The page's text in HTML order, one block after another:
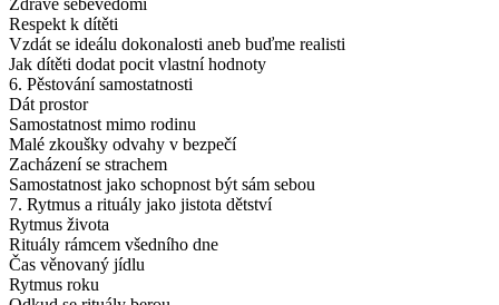
Zdravé sebevědomí
Respekt k dítěti
Vzdát se ideálu dokonalosti aneb buďme realisti
Jak dítěti dodat pocit vlastní hodnoty
6. Pěstování samostatnosti
Dát prostor
Samostatnost mimo rodinu
Malé zkoušky odvahy v bezpečí
Zacházení se strachem
Samostatnost jako schopnost být sám sebou
7. Rytmus a rituály jako jistota dětství
Rytmus života
Rituály rámcem všedního dne
Čas věnovaný jídlu
Rytmus roku